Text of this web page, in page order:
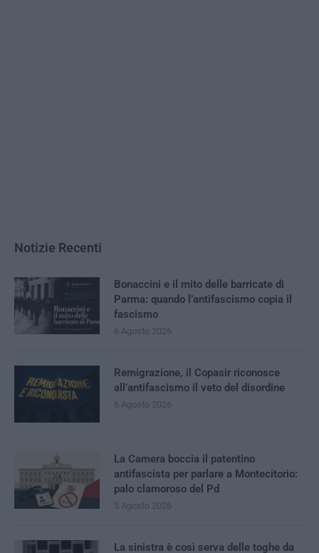
Notizie Recenti
Bonaccini e il mito delle barricate di
Parma: quando l’antifascismo copia il
fascismo
6 Agosto 2026
Remigrazione, il Copasir riconosce
all’antifascismo il veto del disordine
6 Agosto 2026
La Camera boccia il patentino
antifascista per parlare a Montecitorio:
palo clamoroso del Pd
5 Agosto 2026
La sinistra è così serva delle toghe da